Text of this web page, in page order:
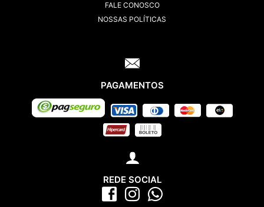
FALE CONOSCO
NOSSAS POLÍTICAS
PAGAMENTOS
REDE SOCIAL